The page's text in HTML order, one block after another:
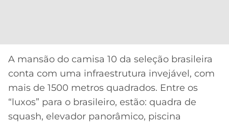
ONLINE
MELHORES
CASSINOS
ONLINE
2026
INTERNACIONAL
GRÊMIO
DOS
CAMPEÕES
LALIGA
A mansão do camisa 10 da seleção brasileira
conta com uma infraestrutura invejável, com
mais de 1500 metros quadrados. Entre os
“luxos” para o brasileiro, estão: quadra de
squash, elevador panorâmico, piscina